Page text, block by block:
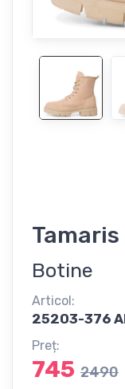
Tamaris
Botine
Articol:
25203-376
Preț:
745 2490